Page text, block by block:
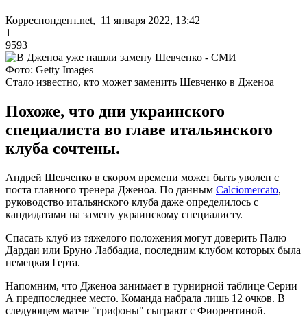
Корреспондент.net, 11 января 2022, 13:42
1
9593
Фото: Getty Images
Стало известно, кто может заменить Шевченко в Дженоа
Похоже, что дни украинского
специалиста во главе итальянского
клуба сочтены.
Андрей Шевченко в скором времени может быть уволен с
поста главного тренера Дженоа. По данным Calciomercato,
руководство итальянского клуба даже определилось с
кандидатами на замену украинскому специалисту.
Спасать клуб из тяжелого положения могут доверить Палю
Дардаи или Бруно Лаббадиа, последним клубом которых была
немецкая Герта.
Напомним, что Дженоа занимает в турнирной таблице Серии
А предпоследнее место. Команда набрала лишь 12 очков. В
следующем матче "грифоны" сыграют с Фиорентиной.